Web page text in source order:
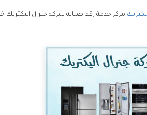
مركز خدمة رقم صيانه شركه جنرال اليكتريك